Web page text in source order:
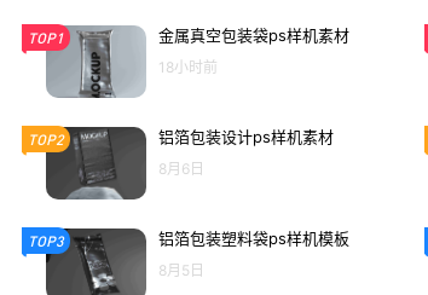
TOP1 金属真空包装袋ps样机素材
18小时前
TOP2 铝箔包装设计ps样机素材
8月6日
TOP3 铝箔包装塑料袋ps样机模板
8月5日